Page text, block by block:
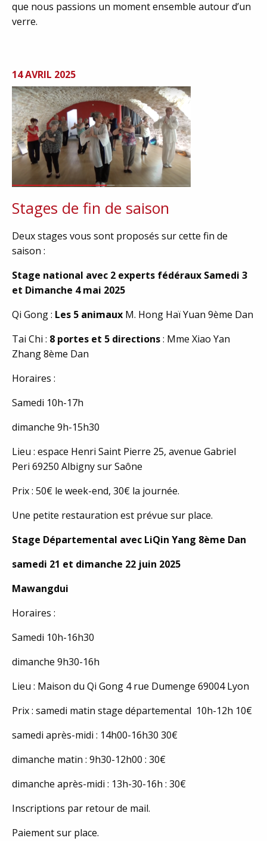
que nous passions un moment ensemble autour d’un
verre.
14 AVRIL 2025
Stages de fin de saison
Deux stages vous sont proposés sur cette fin de
saison :
Stage national avec 2 experts fédéraux Samedi 3
et Dimanche 4 mai 2025
Qi Gong : Les 5 animaux M. Hong Haï Yuan 9ème Dan
Tai Chi : 8 portes et 5 directions: Mme Xiao Yan
Zhang 8ème Dan
Horaires :
Samedi 10h-17h
dimanche 9h-15h30
Lieu : espace Henri Saint Pierre 25, avenue Gabriel
Peri 69250 Albigny sur Saône
Prix : 50€ le week-end, 30€ la journée.
Une petite restauration est prévue sur place.
Stage Départemental avec LiQin Yang 8ème Dan
samedi 21 et dimanche 22 juin 2025
Mawangdui
Horaires :
Samedi 10h-16h30
dimanche 9h30-16h
Lieu : Maison du Qi Gong 4 rue Dumenge 69004 Lyon
Prix : samedi matin stage départemental 10h-12h 10€
samedi après-midi : 14h00-16h30 30€
dimanche matin : 9h30-12h00 : 30€
dimanche après-midi : 13h-30-16h : 30€
Inscriptions par retour de mail.
Paiement sur place.